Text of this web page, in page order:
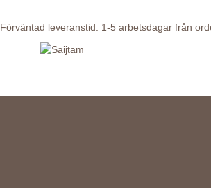
Förväntad leveranstid: 1-5 arbetsdagar från